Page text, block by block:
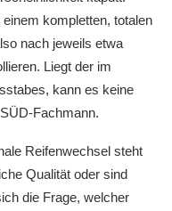
kompletten, totalen
nach jeweils etwa
Liegt der im
kann es keine
Fachmann.
Reifenwechsel steht
Qualität oder sind
die Frage, welcher